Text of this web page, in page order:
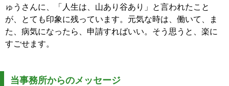
ゅうさんに、「人生は、山あり谷あり」と言われたこと
が、とても印象に残っています。元気な時は、働いて、ま
た、病気になったら、申請すればいい。そう思うと、楽に
すごせます。
当事務所からのメッセージ